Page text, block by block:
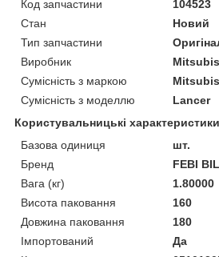
Код запчастини
104523
Стан
Новий
Тип запчастини
Виробник
Сумісність з маркою
Сумісність з моделлю
Lancer
Користувальницькі характеристики
Базова одиниця
шт.
Бренд
FEBI
Вага (кг)
1.80000
Висота паковання
160
Довжина паковання
180
Імпортований
Да